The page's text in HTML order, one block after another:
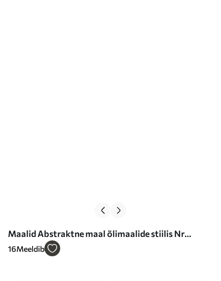
Maalid Abstraktne maal õlimaalide stiilis Nr
s42087
16Meeldib